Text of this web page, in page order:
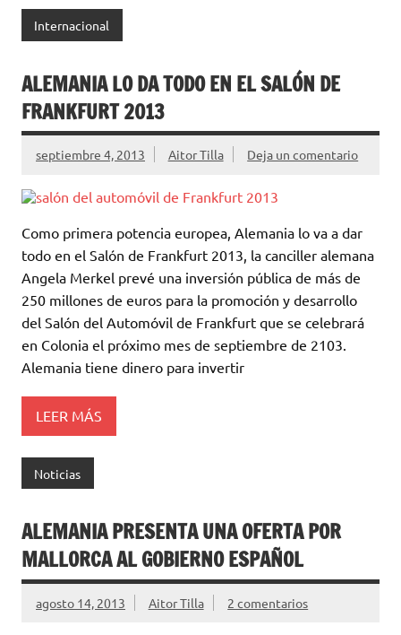
Internacional
ALEMANIA LO DA TODO EN EL SALÓN DE
FRANKFURT 2013
septiembre 4, 2013 Aitor Tilla Deja un comentario
Como primera potencia europea, Alemania lo va a dar
todo en el Salón de Frankfurt 2013, la canciller alemana
Angela Merkel prevé una inversión pública de más de
250 millones de euros para la promoción y desarrollo
del Salón del Automóvil de Frankfurt que se celebrará
en Colonia el próximo mes de septiembre de 2103.
Alemania tiene dinero para invertir
LEER MÁS
Noticias
ALEMANIA PRESENTA UNA OFERTA POR
MALLORCA AL GOBIERNO ESPAÑOL
agosto 14, 2013 Aitor Tilla 2 comentarios